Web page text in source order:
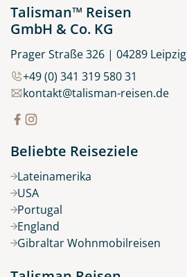
Talisman™ Reisen
GmbH & Co. KG
Prager Straße 326 | 04289 Leipzig
+49 (0) 341 319 580 31
kontakt@talisman-reisen.de
Beliebte Reiseziele
Lateinamerika
USA
Portugal
England
Gibraltar Wohnmobilreisen